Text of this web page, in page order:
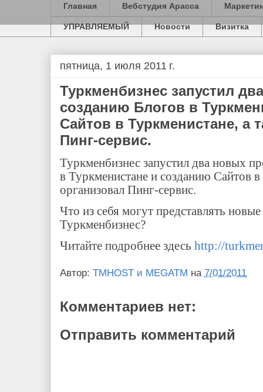
Главная Вебстудия Арасса
УПРАВЛЯЕМЫЙ Новости Визитка
пятница, 1 июля 2011 г.
Туркменбизнес запустил
созданию Блогов в
Сайтов в Туркменистане, а
Пинг-сервис.
Туркменбизнес запустил два новых
в Туркменистане и созданию Сайтов
организовал Пинг-сервис.
Что из себя могут представлять
Туркменбизнес?
Читайте подробнее здесь http://
Автор: TMHOST и MEGATM на 7/01/2011
Комментариев нет:
Отправить комментарий